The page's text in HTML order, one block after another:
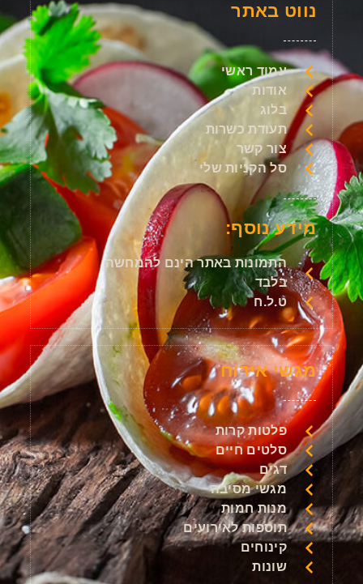
מגשי אירוח
פלטות קרות
סלטים חיים
דגים
מגשי מסיבה
מנות חמות
תוספות לאירועים
קינוחים
שונות
נווט באתר
עמוד ראשי
אודות
בלוג
תעודת כשרות
צור קשר
סל הקניות שלי
מידע נוסף:
התמונות באתר הינם להמחשה
בלבד
ט.ל.ח